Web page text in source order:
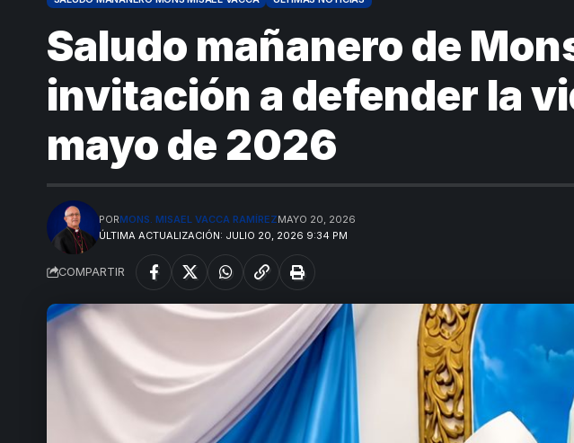
Saludo mañanero de
invitación a defender la
mayo de 2026
ÚLTIMA ACTUALIZACIÓN: JULIO 20, 2026 9:34 PM
PORMONS. MISAEL VACCA RAMÍREZMAYO 20, 2026
COMPARTIR